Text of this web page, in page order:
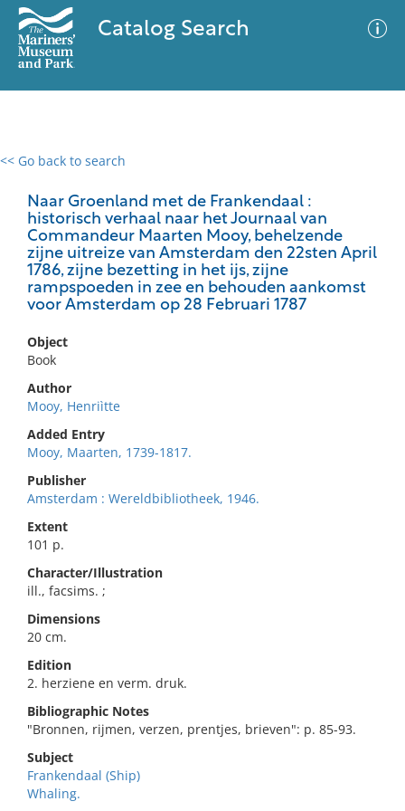
Catalog Search
<< Go back to search
Naar Groenland met de Frankendaal :
historisch verhaal naar het Journaal van
Commandeur Maarten Mooy, behelzende
zijne uitreize van Amsterdam den 22sten April
1786, zijne bezetting in het ijs, zijne
rampspoeden in zee en behouden aankomst
voor Amsterdam op 28 Februari 1787
Object
Book
Author
Mooy, Henriìtte
Added Entry
Mooy, Maarten, 1739-1817.
Publisher
Amsterdam : Wereldbibliotheek, 1946.
Extent
101 p.
Character/Illustration
ill., facsims. ;
Dimensions
20 cm.
Edition
2. herziene en verm. druk.
Bibliographic Notes
"Bronnen, rijmen, verzen, prentjes, brieven": p. 85-93.
Subject
Frankendaal (Ship)
Whaling.
0 results
No results meet your criteria